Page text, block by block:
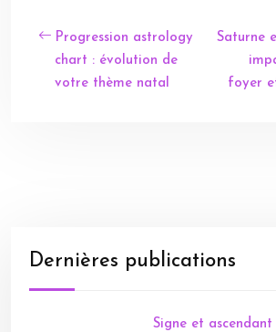
Progression astrology
chart : évolution de
votre thème natal
Saturne
foyer
Dernières publications
Signe et ascendant